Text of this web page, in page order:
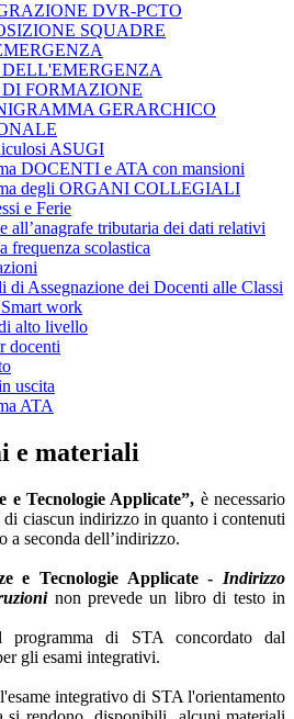
DVR-PCTO
SQUADRE
FORMAZIONE
GERARCHICO
ASUGI
DOCENTI e ATA con mansioni
degli ORGANI COLLEGIALI
e Ferie
all’anagrafe tributaria dei dati relativi
frequenza scolastica
di Assegnazione dei Docenti alle Classi
work
alto livello
docenti
uscita
ATA
e materiali
e Tecnologie Applicate”, è necessario
ciascun indirizzo in quanto i contenuti
a seconda dell’indirizzo.
e Tecnologie Applicate - Indirizzo
non prevede un libro di testo in
di STA concordato dal
gli esami integrativi.
integrativo di STA l'orientamento